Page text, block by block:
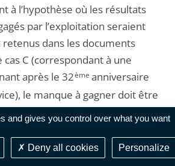
and gives you control over what you want
Deny all cookies Personalize
à l’hypothèse où les résultats
par l’exploitation seraient
dans les documents
cas C (correspondant à une
après le 32ème anniversaire
le manque à gagner doit être
à dire d’expert.
ne peut que constater
de calcul du manque à